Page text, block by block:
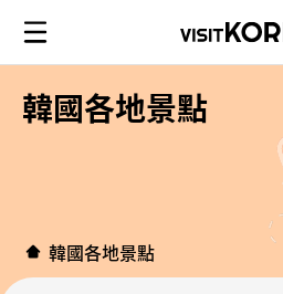
韓國各地景點
韓國各地景點